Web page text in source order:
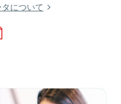
について